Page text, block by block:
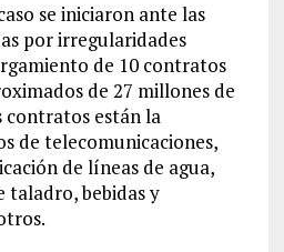
se iniciaron ante las
por irregularidades
de 10 contratos
de 27 millones de
contratos están la
de telecomunicaciones,
de líneas de agua,
taladro, bebidas y